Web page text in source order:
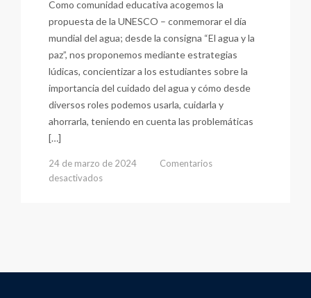
Como comunidad educativa acogemos la
propuesta de la UNESCO – conmemorar el día
mundial del agua; desde la consigna “El agua y la
paz”, nos proponemos mediante estrategias
lúdicas, concientizar a los estudiantes sobre la
importancia del cuidado del agua y cómo desde
diversos roles podemos usarla, cuidarla y
ahorrarla, teniendo en cuenta las problemáticas
[…]
24 de marzo de 2024
Comentarios
desactivados